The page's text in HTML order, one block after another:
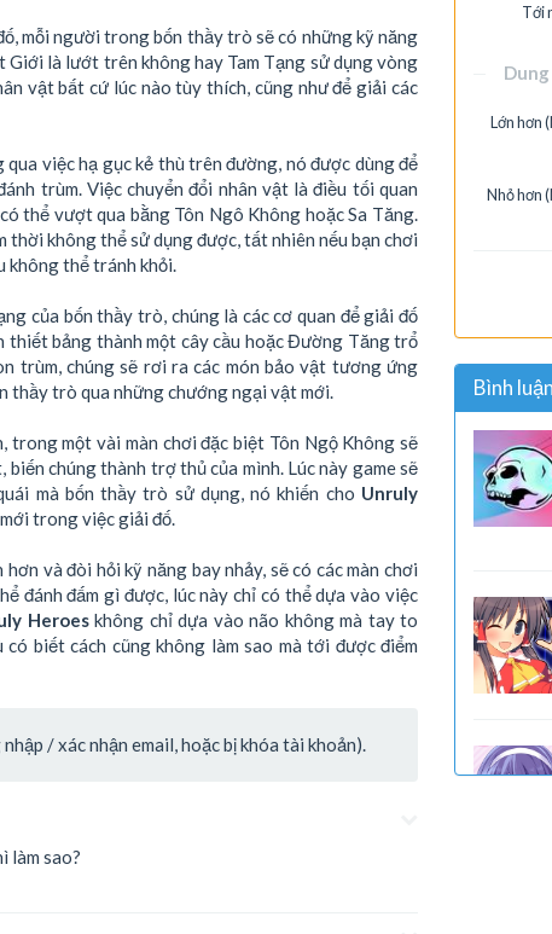
mỗi người trong bốn thầy trò sẽ có những kỹ năng
là lướt trên không hay Tam Tạng sử dụng vòng
vật bất cứ lúc nào tùy thích, cũng như để giải các
việc hạ gục kẻ thù trên đường, nó được dùng để
trùm. Việc chuyển đổi nhân vật là điều tối quan
thể vượt qua bằng Tôn Ngô Không hoặc Sa Tăng.
thời không thể sử dụng được, tất nhiên nếu bạn chơi
không thể tránh khỏi.
của bốn thầy trò, chúng là các cơ quan để giải đố
bảng thành một cây cầu hoặc Đường Tăng trổ
trùm, chúng sẽ rơi ra các món bảo vật tương ứng
thầy trò qua những chướng ngại vật mới.
trong một vài màn chơi đặc biệt Tôn Ngộ Không sẽ
chúng thành trợ thủ của mình. Lúc này game sẽ
mà bốn thầy trò sử dụng, nó khiến cho Unruly
trong việc giải đố.
và đòi hỏi kỹ năng bay nhảy, sẽ có các màn chơi
đánh đấm gì được, lúc này chỉ có thể dựa vào việc
Heroeskhông chỉ dựa vào não không mà tay to
biết cách cũng không làm sao mà tới được điểm
/ xác nhận email, hoặc bị khóa tài khoản).
làm sao?
Tới
Lớn hơn
Nhỏ hơn
Bình